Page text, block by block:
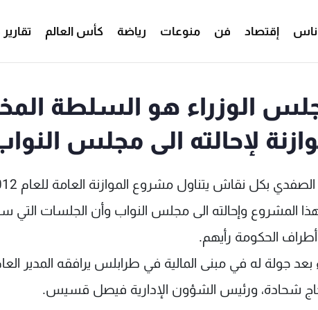
ناس إقتصاد فن منوعات رياضة كأس العالم
الوزراء هو السلطة
لإحالته الى مجلس
هذا المشروع وإحالته الى مجلس النواب وأن الجلسات
الحكومة رأيهم.
بعد جولة له في مبنى المالية في طرابلس يرافقه المدير
الحاج شحادة، ورئيس الشؤون الإدارية فيصل قسيس.